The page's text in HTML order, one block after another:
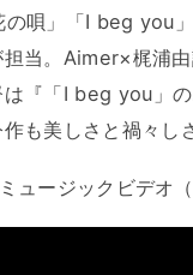
唄」「I beg you
当。Aimer×梶浦
『「I beg you」
も美しさと禍々し
ージックビデオ（